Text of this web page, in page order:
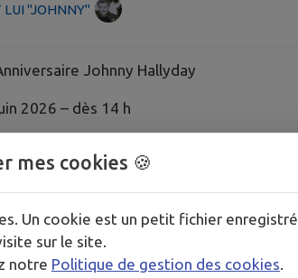
LUI "JOHNNY"
Johnny Hallyday
2026 – dès 14 h
Exposants • Buvette
avec Trib’Hallyday
avant le 31 mai
: 06 63 98 78 36
l’association C’est l’Ain et lui “Johnny”
mes cookies 🍪
Un cookie est un petit fichier enregistré
sur le site.
notre Politique de gestion des cookies